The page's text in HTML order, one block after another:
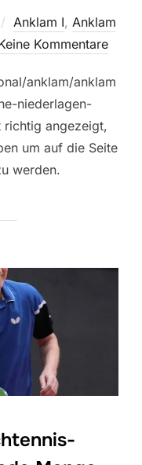
Anklam I, Anklam
Kommentare
anklam/anklam
niederlagen-
angezeigt,
um auf die Seite
werden.